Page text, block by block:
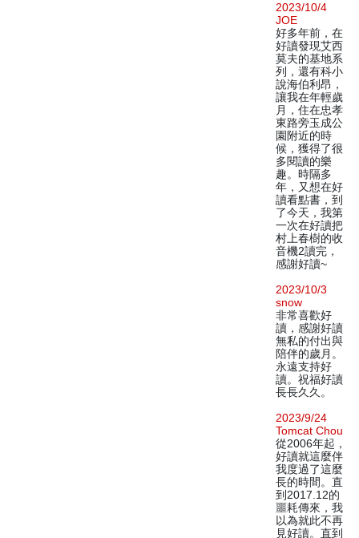
2023/10/4
JOE
好多年前，在
好讀發現艾西
莫夫的基地系
列，還有科小
說海伯利昂，
讓我在年輕歲
月，住在忠孝
東路旁玉成公
園附近的時
候，獲得了很
多閱讀的樂
趣。時隔多
年，又想在好
讀看點書，到
了今天，我第
一次在好讀把
村上春樹的收
音機2讀完，
感謝好讀~
2023/10/3
snow
非常喜歡好
讀，感謝好讀
無私的付出與
陪伴的歲月。
永遠支持好
讀。祝福好讀
長長久久。
2023/9/24
Tomcat Chou
從2006年起，
好讀就這麼伴
我度過了這麼
長的時間。直
到2017.12的
噩耗傳來，我
以為就此不再
見好讀。直到